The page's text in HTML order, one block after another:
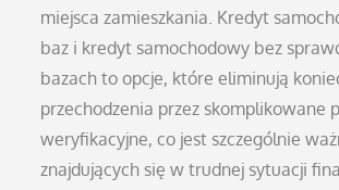
miejsca zamieszkania. Kredyt
baz i kredyt samochodowy bez
bazach to opcje, które eliminują
przechodzenia przez skomplikowane
weryfikacyjne, co jest szczególnie
znajdujących się w trudnej sytuacji